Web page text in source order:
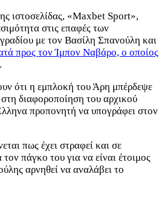
ιστοσελίδας, «Maxbet Sport»,
στις επαφές των
με τον Βασίλη Σπανούλη και
προς τον Ίμπον Ναβάρο, ο οποίος
.
ότι η εμπλοκή του Άρη μπέρδεψε
διαφοροποίηση του αρχικού
προπονητή να υπογράφει στον
πως έχει στραφεί και σε
τον πάγκο του για να είναι έτοιμος
αρνηθεί να αναλάβει το